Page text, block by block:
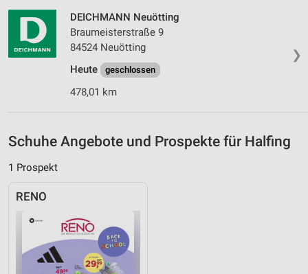
❯
DEICHMANN Neuötting
Braumeisterstraße 9
84524 Neuötting
Heute
geschlossen
478,01 km
Schuhe Angebote und Prospekte für Halfing
1 Prospekt
RENO
Funktional
Werbung